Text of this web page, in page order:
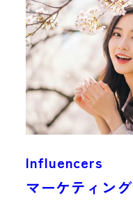
Influencers
マーケティング